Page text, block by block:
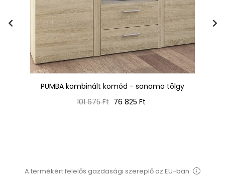
PUMBA kombinált komód - sonoma tölgy
Normál
101 675 Ft Ár
76 825 Ft
A termékért felelős gazdasági szereplő az EU-ban